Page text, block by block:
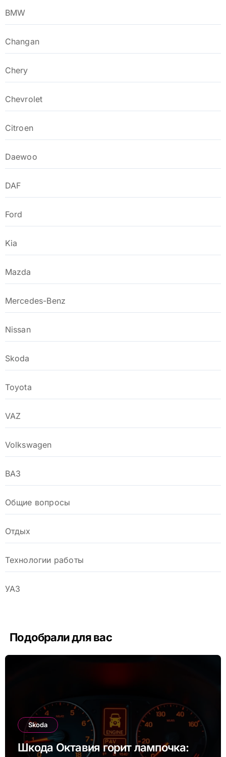
BMW
Changan
Chery
Chevrolet
Citroen
Daewoo
DAF
Ford
Kia
Mazda
Mercedes-Benz
Nissan
Skoda
Toyota
VAZ
Volkswagen
ВАЗ
Общие вопросы
Отдых
Технологии работы
УАЗ
Подобрали для вас
Skoda
Шкода Октавия горит лампочка: